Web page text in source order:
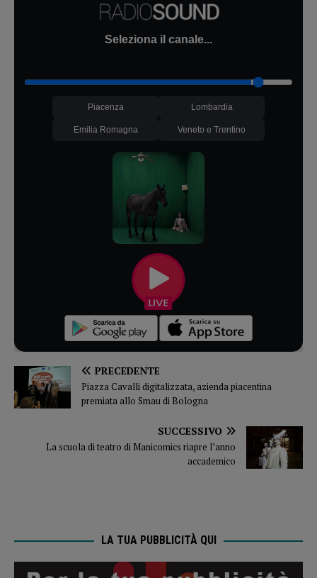
Seleziona il canale...
Piacenza Lombardia
Emilia Romagna Veneto e Trentino
PRECEDENTE
Piazza Cavalli digitalizzata, azienda piacentina
premiata allo Smau di Bologna
SUCCESSIVO
La scuola di teatro di Manicomics riapre l’anno
accademico
LA TUA PUBBLICITÀ QUI